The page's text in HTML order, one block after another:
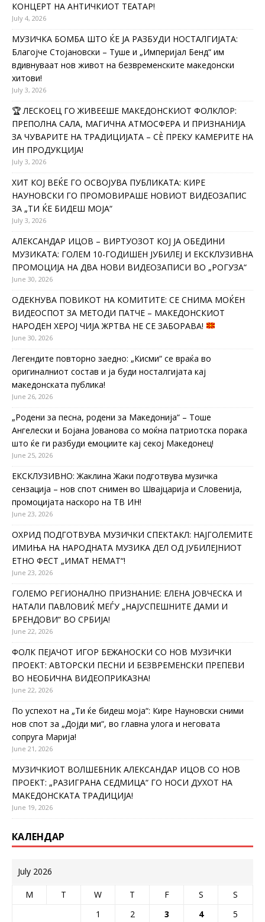
КОНЦЕРТ НА АНТИЧКИОТ ТЕАТАР!
July 4, 2026
МУЗИЧКА БОМБА ШТО ЌЕ ЈА РАЗБУДИ НОСТАЛГИЈАТА:
Благојче Стојановски – Туше и „Империјал Бенд“ им
вдивнуваат нов живот на безвременските македонски
хитови!
July 3, 2026
🏆 ЛЕСКОЕЦ ГО ЖИВЕЕШЕ МАКЕДОНСКИОТ ФОЛКЛОР:
ПРЕПОЛНА САЛА, МАГИЧНА АТМОСФЕРА И ПРИЗНАНИЈА
ЗА ЧУВАРИТЕ НА ТРАДИЦИЈАТА – СÈ ПРЕКУ КАМЕРИТЕ НА
ИН ПРОДУКЦИЈА!
July 3, 2026
ХИТ КОЈ ВЕЌЕ ГО ОСВОЈУВА ПУБЛИКАТА: КИРЕ
НАУНОВСКИ ГО ПРОМОВИРАШЕ НОВИОТ ВИДЕОЗАПИС
ЗА „ТИ ЌЕ БИДЕШ МОЈА“
July 3, 2026
АЛЕКСАНДАР ИЦОВ – ВИРТУОЗОТ КОЈ ЈА ОБЕДИНИ
МУЗИКАТА: ГОЛЕМ 10-ГОДИШЕН ЈУБИЛЕЈ И ЕКСКЛУЗИВНА
ПРОМОЦИЈА НА ДВА НОВИ ВИДЕОЗАПИСИ ВО „РОГУЗА“
June 30, 2026
ОДЕКНУВА ПОВИКОТ НА КОМИТИТЕ: СЕ СНИМА МОЌЕН
ВИДЕОСПОТ ЗА МЕТОДИ ПАТЧЕ – МАКЕДОНСКИОТ
НАРОДЕН ХЕРОЈ ЧИЈА ЖРТВА НЕ СЕ ЗАБОРАВА!
June 30, 2026
Легендите повторно заедно: „Кисми“ се враќа во
оригиналниот состав и ја буди носталгијата кај
македонската публика!
June 26, 2026
„Родени за песна, родени за Македонија“ – Тоше
Ангелески и Бојана Јованова со моќна патриотска порака
што ќе ги разбуди емоциите кај секој Македонец!
June 25, 2026
ЕКСКЛУЗИВНО: Жаклина Жаки подготвува музичка
сензација – нов спот снимен во Швајцарија и Словенија,
промоцијата наскоро на ТВ ИН!
June 23, 2026
ОХРИД ПОДГОТВУВА МУЗИЧКИ СПЕКТАКЛ: НАЈГОЛЕМИТЕ
ИМИЊА НА НАРОДНАТА МУЗИКА ДЕЛ ОД ЈУБИЛЕЈНИОТ
ЕТНО ФЕСТ „ИМАТ НЕМАТ“!
June 23, 2026
ГОЛЕМО РЕГИОНАЛНО ПРИЗНАНИЕ: ЕЛЕНА ЈОВЧЕСКА И
НАТАЛИ ПАВЛОВИЌ МЕЃУ „НАЈУСПЕШНИТЕ ДАМИ И
БРЕНДОВИ“ ВО СРБИЈА!
June 22, 2026
ФОЛК ПЕЈАЧОТ ИГОР БЕЖАНОСКИ СО НОВ МУЗИЧКИ
ПРОЕКТ: АВТОРСКИ ПЕСНИ И БЕЗВРЕМЕНСКИ ПРЕПЕВИ
ВО НЕОБИЧНА ВИДЕОПРИКАЗНА!
June 22, 2026
По успехот на „Ти ќе бидеш моја“: Кире Науновски сними
нов спот за „Дојди ми“, во главна улога и неговата
сопруга Марија!
June 21, 2026
МУЗИЧКИОТ ВОЛШЕБНИК АЛЕКСАНДАР ИЦОВ СО НОВ
ПРОЕКТ: „РАЗИГРАНА СЕДМИЦА“ ГО НОСИ ДУХОТ НА
МАКЕДОНСКАТА ТРАДИЦИЈА!
June 19, 2026
КАЛЕНДАР
July 2026
M T W T F S
S
1
2 3 4
5